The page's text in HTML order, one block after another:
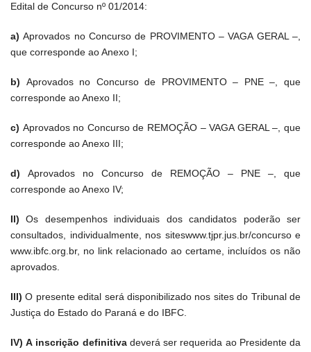
Edital de Concurso nº 01/2014:
a) Aprovados no Concurso de PROVIMENTO – VAGA GERAL –,
que corresponde ao Anexo I;
b) Aprovados no Concurso de PROVIMENTO – PNE –, que
corresponde ao Anexo II;
c) Aprovados no Concurso de REMOÇÃO – VAGA GERAL –, que
corresponde ao Anexo III;
d) Aprovados no Concurso de REMOÇÃO – PNE –, que
corresponde ao Anexo IV;
II) Os desempenhos individuais dos candidatos poderão ser
consultados, individualmente, nos siteswww.tjpr.jus.br/concurso e
www.ibfc.org.br, no link relacionado ao certame, incluídos os não
aprovados.
III) O presente edital será disponibilizado nos sites do Tribunal de
Justiça do Estado do Paraná e do IBFC.
IV) A inscrição definitivadeverá ser requerida ao Presidente da